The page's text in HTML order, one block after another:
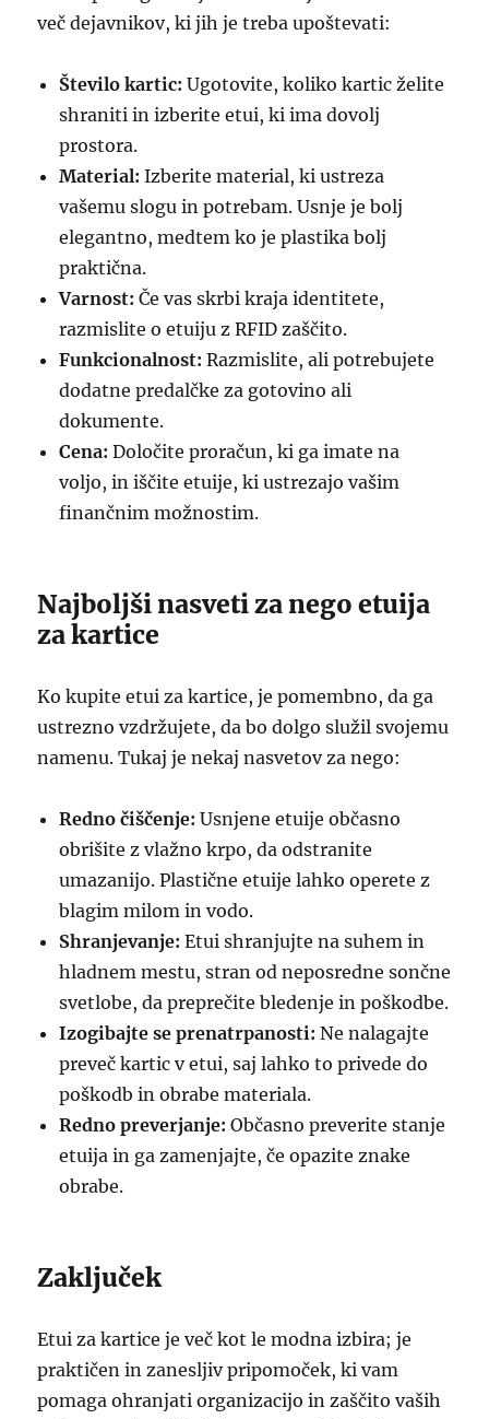
več dejavnikov, ki jih je treba upoštevati:
Število kartic: Ugotovite, koliko kartic želite
shraniti in izberite etui, ki ima dovolj
prostora.
Material: Izberite material, ki ustreza
vašemu slogu in potrebam. Usnje je bolj
elegantno, medtem ko je plastika bolj
praktična.
Varnost: Če vas skrbi kraja identitete,
razmislite o etuiju z RFID zaščito.
Funkcionalnost: Razmislite, ali potrebujete
dodatne predalčke za gotovino ali
dokumente.
Cena: Določite proračun, ki ga imate na
voljo, in iščite etuije, ki ustrezajo vašim
finančnim možnostim.
Najboljši nasveti za nego etuija
za kartice
Ko kupite etui za kartice, je pomembno, da ga
ustrezno vzdržujete, da bo dolgo služil svojemu
namenu. Tukaj je nekaj nasvetov za nego:
Redno čiščenje: Usnjene etuije občasno
obrišite z vlažno krpo, da odstranite
umazanijo. Plastične etuije lahko operete z
blagim milom in vodo.
Shranjevanje: Etui shranjujte na suhem in
hladnem mestu, stran od neposredne sončne
svetlobe, da preprečite bledenje in poškodbe.
Izogibajte se prenatrpanosti: Ne nalagajte
preveč kartic v etui, saj lahko to privede do
poškodb in obrabe materiala.
Redno preverjanje: Občasno preverite stanje
etuija in ga zamenjajte, če opazite znake
obrabe.
Zaključek
Etui za kartice je več kot le modna izbira; je
praktičen in zanesljiv pripomoček, ki vam
pomaga ohranjati organizacijo in zaščito vaših